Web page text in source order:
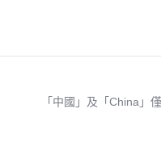
「中國」及「China」